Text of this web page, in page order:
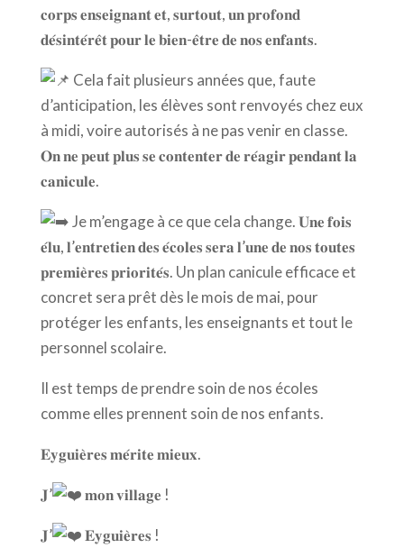
𝐜𝐨𝐫𝐩𝐬 𝐞𝐧𝐬𝐞𝐢𝐠𝐧𝐚𝐧𝐭 𝐞𝐭, 𝐬𝐮𝐫𝐭𝐨𝐮𝐭, 𝐮𝐧 𝐩𝐫𝐨𝐟𝐨𝐧𝐝
𝐝𝐞́𝐬𝐢𝐧𝐭𝐞́𝐫𝐞̂𝐭 𝐩𝐨𝐮𝐫 𝐥𝐞 𝐛𝐢𝐞𝐧-𝐞̂𝐭𝐫𝐞 𝐝𝐞 𝐧𝐨𝐬 𝐞𝐧𝐟𝐚𝐧𝐭𝐬.
Cela fait plusieurs années que, faute
d’anticipation, les élèves sont renvoyés chez eux
à midi, voire autorisés à ne pas venir en classe.
𝐎𝐧 𝐧𝐞 𝐩𝐞𝐮𝐭 𝐩𝐥𝐮𝐬 𝐬𝐞 𝐜𝐨𝐧𝐭𝐞𝐧𝐭𝐞𝐫 𝐝𝐞 𝐫𝐞́𝐚𝐠𝐢𝐫 𝐩𝐞𝐧𝐝𝐚𝐧𝐭 𝐥𝐚
𝐜𝐚𝐧𝐢𝐜𝐮𝐥𝐞.
Je m’engage à ce que cela change. 𝐔𝐧𝐞 𝐟𝐨𝐢𝐬
𝐞́𝐥𝐮, 𝐥’𝐞𝐧𝐭𝐫𝐞𝐭𝐢𝐞𝐧 𝐝𝐞𝐬 𝐞́𝐜𝐨𝐥𝐞𝐬 𝐬𝐞𝐫𝐚 𝐥’𝐮𝐧𝐞 𝐝𝐞 𝐧𝐨𝐬 𝐭𝐨𝐮𝐭𝐞𝐬
𝐩𝐫𝐞𝐦𝐢𝐞̀𝐫𝐞𝐬 𝐩𝐫𝐢𝐨𝐫𝐢𝐭𝐞́𝐬. Un plan canicule efficace et
concret sera prêt dès le mois de mai, pour
protéger les enfants, les enseignants et tout le
personnel scolaire.
Il est temps de prendre soin de nos écoles
comme elles prennent soin de nos enfants.
𝐄𝐲𝐠𝐮𝐢𝐞̀𝐫𝐞𝐬 𝐦𝐞́𝐫𝐢𝐭𝐞 𝐦𝐢𝐞𝐮𝐱.
𝐉’ 𝐦𝐨𝐧 𝐯𝐢𝐥𝐥𝐚𝐠𝐞 !
𝐉’ 𝐄𝐲𝐠𝐮𝐢𝐞̀𝐫𝐞𝐬 !